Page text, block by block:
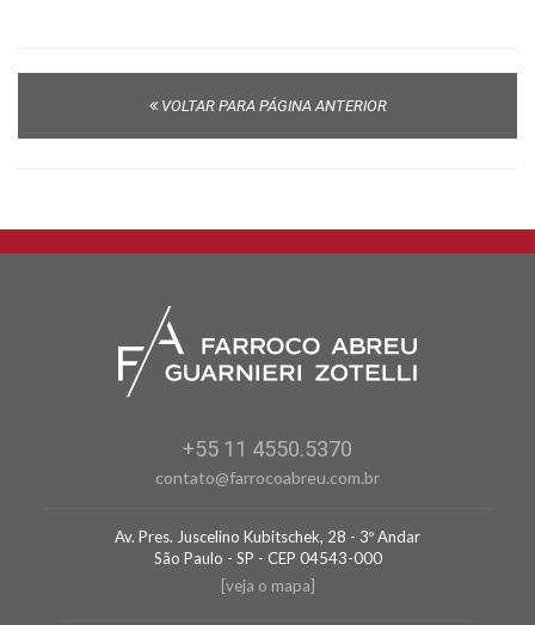
VOLTAR PARA PÁGINA ANTERIOR
+55 11 4550.5370
contato@farrocoabreu.com.br
Av. Pres. Juscelino Kubitschek, 28 - 3º Andar
São Paulo - SP - CEP 04543-000
[veja o mapa]